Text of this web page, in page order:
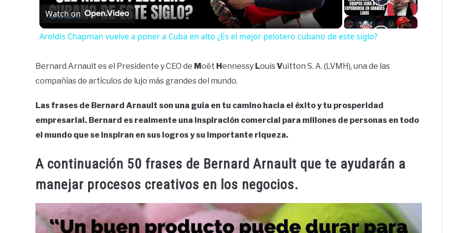
Watch on
Aroldis Chapman vuelve a poner a Cuba en alto ¿Es el mejor pelotero cubano de este siglo?
Bernard Arnault es el Presidente y CEO de Moët Hennessy LouisVuitton S. A. (LVMH), una de las
compañías de artículos de lujo más grandes del mundo.
Las frases de Bernard Arnault son una guía en tu camino hacia el éxito y tu prosperidad
empresarial. Bernard es realmente una inspiración comercial para millones de personas en todo
el mundo que se inspiran en sus logros y su importante riqueza.
A continuación 50 frases de Bernard Arnault que te ayudarán a
manejar procesos creativos en los negocios.